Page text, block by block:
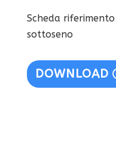
Scheda
sottoseno
DOWNLOAD